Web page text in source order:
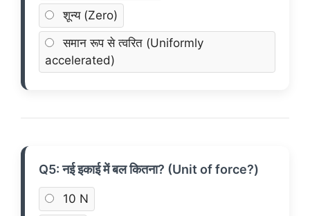
शून्य (Zero)
समान रूप से त्वरित (Uniformly
accelerated)
Q5: नई इकाई में बल कितना? (Unit of force?)
10 N